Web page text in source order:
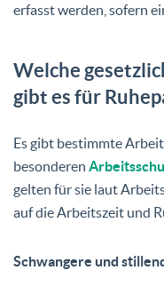
erfasst werden, sofern
Welche
gibt es für
Es gibt bestimmte
besonderen
gelten für sie laut
auf die Arbeitszeit und
Schwangere und